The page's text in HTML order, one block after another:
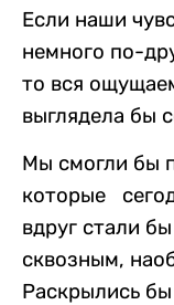
Если наши
немного по-
то вся
выглядела бы
Мы смогли бы
которые
вдруг стали
сквозным,
Раскрылись